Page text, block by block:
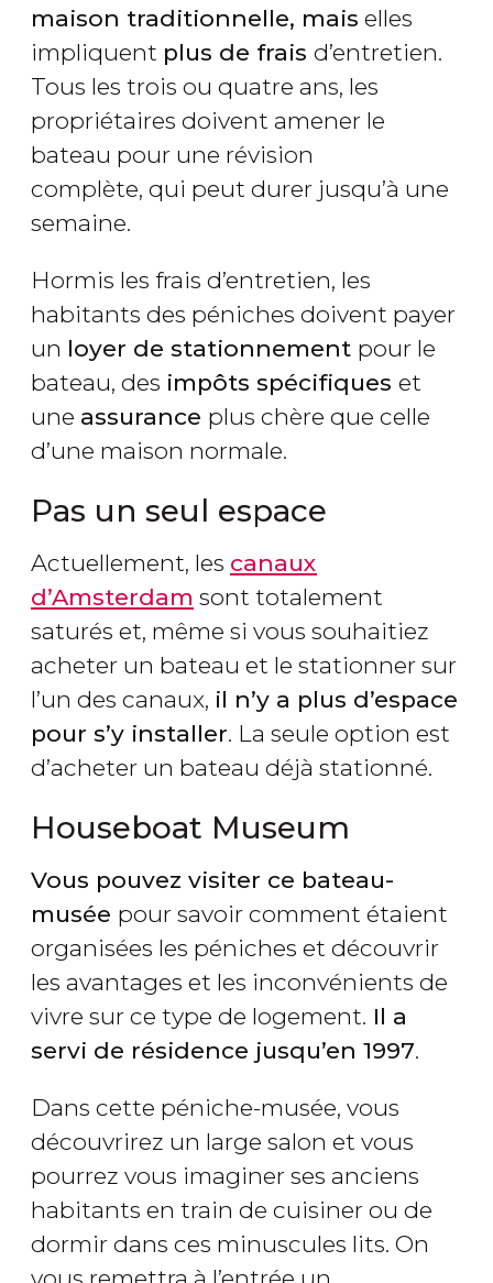
maison traditionnelle, mais elles
impliquent plus de frais d’entretien.
Tous les trois ou quatre ans, les
propriétaires doivent amener le
bateau pour une révision
complète, qui peut durer jusqu’à une
semaine.
Hormis les frais d’entretien, les
habitants des péniches doivent payer
un loyer de stationnement pour le
bateau, des impôts spécifiques et
une assurance plus chère que celle
d’une maison normale.
Pas un seul espace
Actuellement, les canaux
d’Amsterdam sont totalement
saturés et, même si vous souhaitiez
acheter un bateau et le stationner sur
l’un des canaux, il n’y a plus d’espace
pour s’y installer. La seule option est
d’acheter un bateau déjà stationné.
Houseboat Museum
Vous pouvez visiter ce bateau-
musée pour savoir comment étaient
organisées les péniches et découvrir
les avantages et les inconvénients de
vivre sur ce type de logement. Il a
servi de résidence jusqu’en 1997.
Dans cette péniche-musée, vous
découvrirez un large salon et vous
pourrez vous imaginer ses anciens
habitants en train de cuisiner ou de
dormir dans ces minuscules lits. On